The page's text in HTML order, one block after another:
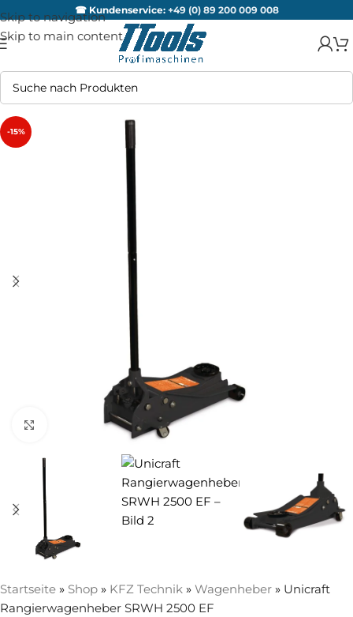
Skip to navigation
Skip to main content
☎ Kundenservice: +49 (0) 89 200 009 008
-15%
Zum Vergrößern anklicken
Startseite » Shop » KFZ Technik » Wagenheber » Unicraft
Rangierwagenheber SRWH 2500 EF